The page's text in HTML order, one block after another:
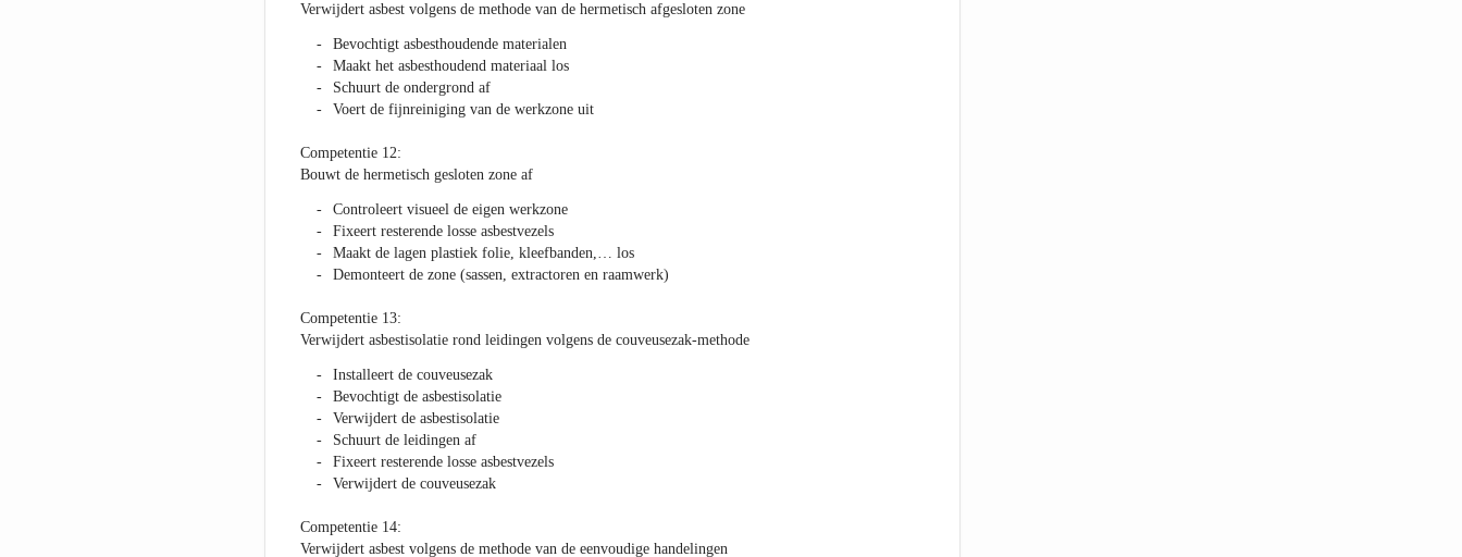
Verwijdert asbest volgens de methode van de hermetisch afgesloten zone
Bevochtigt asbesthoudende materialen
Maakt het asbesthoudend materiaal los
Schuurt de ondergrond af
Voert de fijnreiniging van de werkzone uit
Competentie 12:
Bouwt de hermetisch gesloten zone af
Controleert visueel de eigen werkzone
Fixeert resterende losse asbestvezels
Maakt de lagen plastiek folie, kleefbanden,… los
Demonteert de zone (sassen, extractoren en raamwerk)
Competentie 13:
Verwijdert asbestisolatie rond leidingen volgens de couveusezak-methode
Installeert de couveusezak
Bevochtigt de asbestisolatie
Verwijdert de asbestisolatie
Schuurt de leidingen af
Fixeert resterende losse asbestvezels
Verwijdert de couveusezak
Competentie 14:
Verwijdert asbest volgens de methode van de eenvoudige handelingen